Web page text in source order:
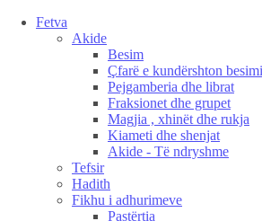
Fetva
Akide
Besim
Çfarë e kundërshton
Pejgamberia dhe librat
Fraksionet dhe grupet
Magjia , xhinët dhe rukja
Kiameti dhe shenjat
Akide - Të ndryshme
Tefsir
Hadith
Fikhu i adhurimeve
Pastërtia